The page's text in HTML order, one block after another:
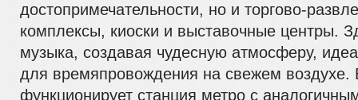
достопримечательности, но и торгово-
комплексы, киоски и выставочные центры.
музыка, создавая чудесную атмосферу,
для времяпровождения на свежем
функционирует станция метро с